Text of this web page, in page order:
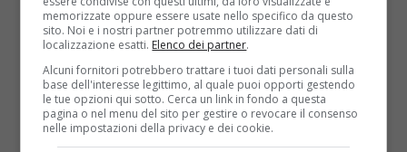
Molti temono che questa tendenza possa
marginalizzare ulteriormente ilcinema
tradizionale, già in difficoltà. La competizione con i
colossi dello streaming richiede una strategia chiara
da parte del governo e degli operatori del settore
per garantire che il cinema italiano possa non solo
sopravvivere, ma prosperare.
memorizzate oppure essere usate nello specifico da questo
sito. Noi e i nostri partner potremmo utilizzare dati di
localizzazione esatti. Elenco dei partner.
Alcuni fornitori potrebbero trattare i tuoi dati personali sulla
base dell'interesse legittimo, al quale puoi opporti gestendo
le tue opzioni qui sotto. Cerca un link in fondo a questa
pagina o nel menu del sito per gestire o revocare il consenso
nelle impostazioni della privacy e dei cookie.